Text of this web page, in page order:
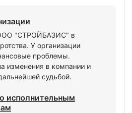
"СТРОЙБАЗИС" в
У организации
проблемы.
изменения в компании и
судьбой.
исполнительным